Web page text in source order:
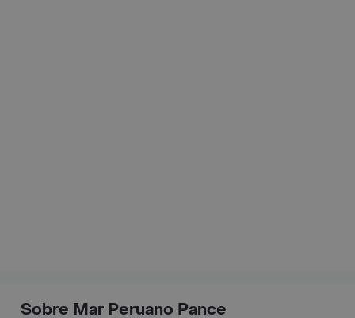
Sobre Mar Peruano Pance